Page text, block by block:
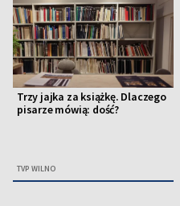
Trzy jajka za książkę. Dlaczego
pisarze mówią: dość?
TVP WILNO